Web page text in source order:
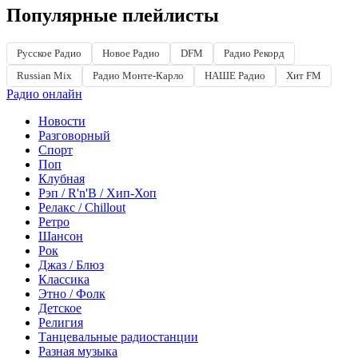
Популярные плейлисты
Русское Радио Новое Радио DFM
Радио Рекорд
Russian Mix
Радио Монте-Карло НАШЕ Радио Хит FM
Радио онлайн
Новости
Разговорный
Спорт
Поп
Клубная
Рэп / R'n'B / Хип-Хоп
Релакс / Chillout
Ретро
Шансон
Рок
Джаз / Блюз
Классика
Этно / Фолк
Детское
Религия
Танцевальные радиостанции
Разная музыка